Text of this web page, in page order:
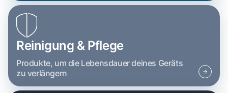
Reinigung & Pflege
Produkte, um die Lebensdauer deines Geräts
zu verlängern